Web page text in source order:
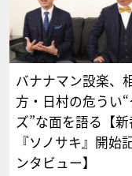
バナナマン設楽、
方・日村の危うい“
ズ”な面を語る【新
『ソノサキ』開始
ンタビュー】